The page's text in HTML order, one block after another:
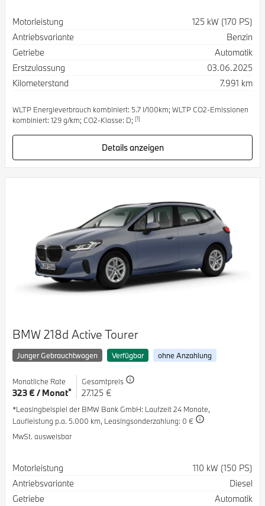
Spezifikation
Motorleistung
125 kW (170 PS)
Antriebsvariante
Benzin
Getriebe
Automatik
Erstzulassung
03.06.2025
Kilometerstand
7.991 km
WLTP Energieverbrauch kombiniert: 5.7 l/100km; WLTP CO2-Emissionen
kombiniert: 129 g/km; CO2-Klasse: D; [1]
Details anzeigen
BMW 218d Active Tourer
Junger Gebrauchtwagen Verfügbar ohne Anzahlung
Monatliche Rate
323 € / Monat*
Gesamtpreis
27.125 €
*Leasingbeispiel der BMW Bank GmbH: Laufzeit 24 Monate,
Laufleistung p.a. 5.000 km, Leasingsonderzahlung: 0 €
MwSt. ausweisbar
Spezifikation
Motorleistung
110 kW (150 PS)
Antriebsvariante
Diesel
Getriebe
Automatik